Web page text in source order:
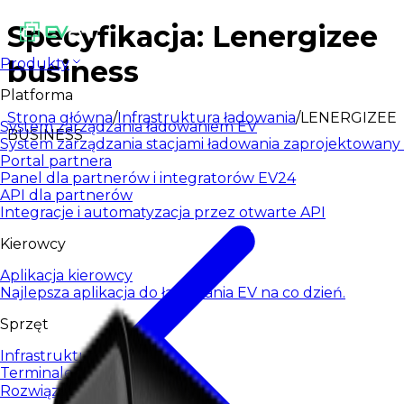
Produkty
Platforma
System zarządzania ładowaniem EV
System zarządzania stacjami ładowania zaprojektowany
Portal partnera
Panel dla partnerów i integratorów EV24
API dla partnerów
Integracje i automatyzacja przez otwarte API
Kierowcy
Aplikacja kierowcy
Najlepsza aplikacja do ładowania EV na co dzień.
Sprzęt
Infrastruktura ładowania
Terminale płatnicze
Rozwiązania
Specyfikacja: Lenergizee
business
Strona główna/Infrastruktura ładowania/LENERGIZEE
BUSINESS